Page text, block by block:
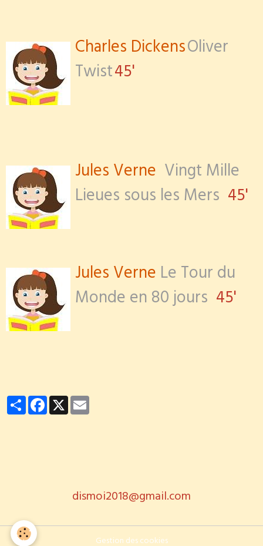
Charles DickensOliver
Twist45'
Jules Verne Vingt Mille
Lieues sous les Mers 45'
Jules VerneLe Tour du
Monde en 80 jours 45'
PartagerFacebook
X
dismoi2018@gmail.com
Gestion des cookies